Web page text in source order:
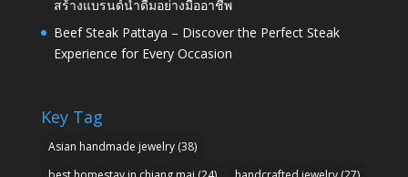
สร้างแบรนด์น้ำดื่มอย่างมืออาชีพ
Beef Steak Pattaya – Discover the Perfect Steak
Experience for Every Occasion
Key Tag
Asian handmade jewelry(38)